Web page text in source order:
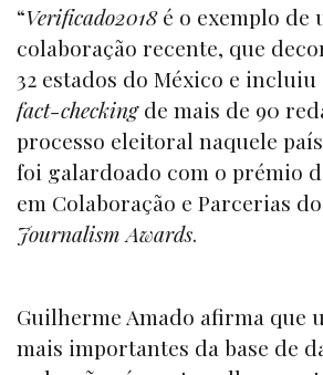
“Verificado2018é o exemplo de
colaboração recente, que
32 estados do México e
fact-checkingde mais de 90
processo eleitoral naquele
foi galardoado com o prémio
em Colaboração e Parcerias
Journalism Awards.
Guilherme Amado afirma que
mais importantes da base de